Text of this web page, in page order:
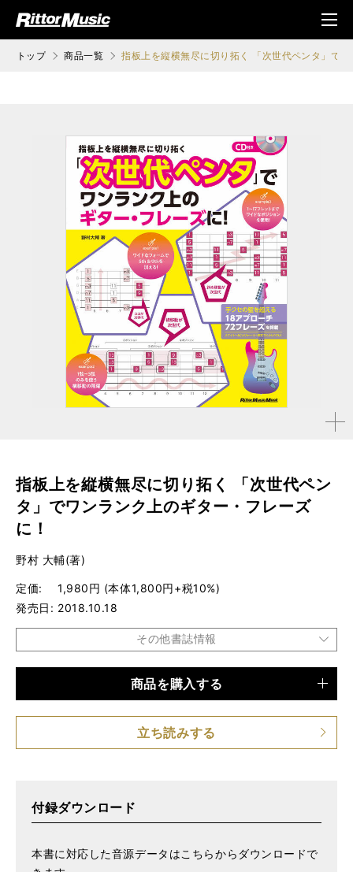
ジック (Rittor Musi
メニ
ュ
トップ 商品一覧 指板上を縦横無尽に切り拓く 「次世代ペンタ」で
拡大す
指板上を縦横無尽に切り拓く 「次世代ペン
タ」でワンランク上のギター・フレーズ
に！
野村 大輔(著)
定価
1,980円 (本体1,800円+税10%)
発売日
2018.10.18
その他書誌情報
仕様 AB判 / 96ページ / CD付き
商品を購入する
立ち読みする
付録ダウンロード
本書に対応した音源データはこちらからダウンロードで